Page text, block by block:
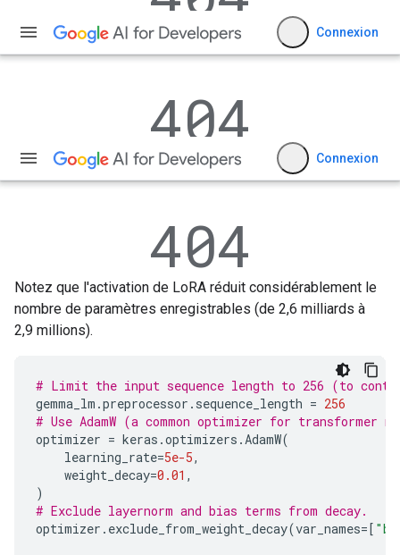
Notez que l'activation de LoRA réduit considérablement le
nombre de paramètres enregistrables (de 2,6 milliards à
2,9 millions).
# Limit the input sequence length to 256 (to
gemma_lm .preprocessor . sequence_length = 256
# Use AdamW (a common optimizer for transformer
optimizer = keras .optimizers .AdamW(
learning_rate=5e-5,
weight_decay=0.01 ,
)
# Exclude layernorm and bias terms from decay.
optimizer . exclude_from_weight_decay(var_names=[